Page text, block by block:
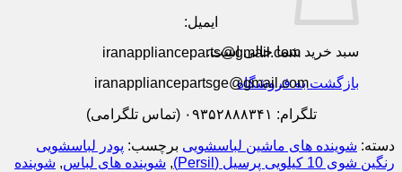
سبد خرید شما خالی است.
بازگشت به فروشگاه
ایمیل:
iranapplianceparts@gmail.com
iranappliancepartsge@gmail.com
تلگرام: ۰۹۳۵۲۸۸۸۳۴۱ (تماس تلگرامی)
دسته: شوینده های ماشین لباسشویی برچسب: پودر لباسشویی
رنگین شوی 10 کیلویی پرسیل (Persil)
, شوینده های لباس, شوینده